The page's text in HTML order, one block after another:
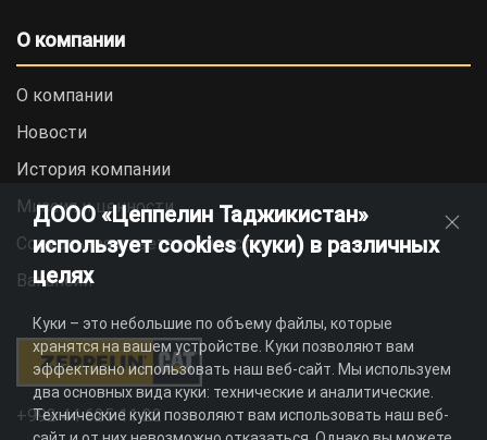
О компании
О компании
Новости
История компании
Миссия и ценности
Социальная ответственность
Вакансии
+992 44 625 11 22
ДООО «Цеппелин Таджикистан»
использует cookies (куки) в различных
целях
Куки – это небольшие по объему файлы, которые
хранятся на вашем устройстве. Куки позволяют вам
эффективно использовать наш веб-сайт. Мы используем
два основных вида куки: технические и аналитические.
Технические куки позволяют вам использовать наш веб-